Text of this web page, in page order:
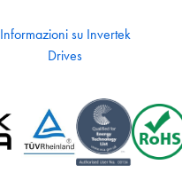
Informazioni su Invertek
Drives